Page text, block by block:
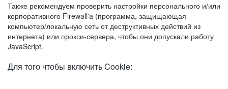
Также рекомендуем проверить настройки персонального и/или
корпоративного Firewall'a (программа, защищающая
компьютер/локальную сеть от деструктивных действий из
интернета) или прокси-сервера, чтобы они допускали работу
JavaScript.
Для того чтобы включить Cookie: